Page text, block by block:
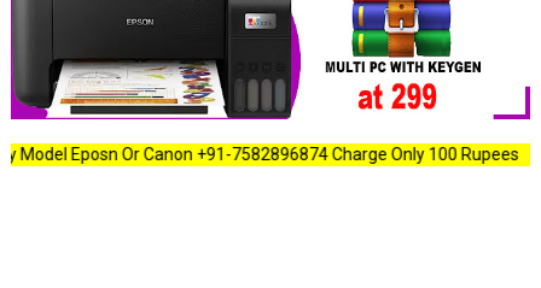
Or Canon +91-7582896874 Charge Only 100 Rupees